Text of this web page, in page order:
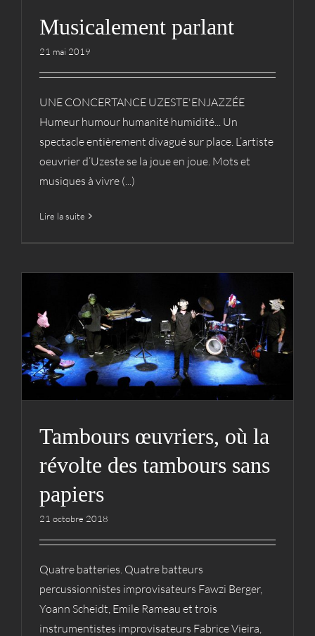
Musicalement parlant
21 mai 2019
UNE CONCERTANCE UZESTE'ENJAZZÉE
Humeur humour humanité humidité... Un
spectacle entièrement divagué sur place. L’artiste
oeuvrier d’Uzeste se la joue en joue. Mots et
musiques à vivre (...)
Lire la suite
Tambours œuvriers, où la
révolte des tambours sans
papiers
Archives Cie Spectacles
Tambours œuvriers, où la
révolte des tambours sans
papiers
21 octobre 2018
Quatre batteries. Quatre batteurs
percussionnistes improvisateurs Fawzi Berger,
Yoann Scheidt, Emile Rameau et trois
instrumentistes improvisateurs Fabrice Vieira,